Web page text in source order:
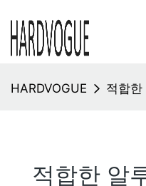
HARDVOGUE 적합한
적합한 알